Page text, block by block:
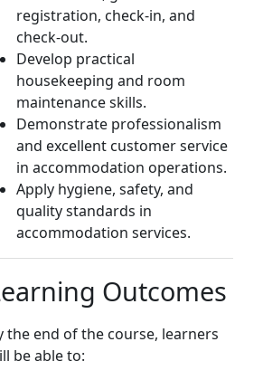
registration, check-in, and
check-out.
Develop practical
housekeeping and room
maintenance skills.
Demonstrate professionalism
and excellent customer service
in accommodation operations.
Apply hygiene, safety, and
quality standards in
accommodation services.
Outcomes
the end of the course, learners
be able to: